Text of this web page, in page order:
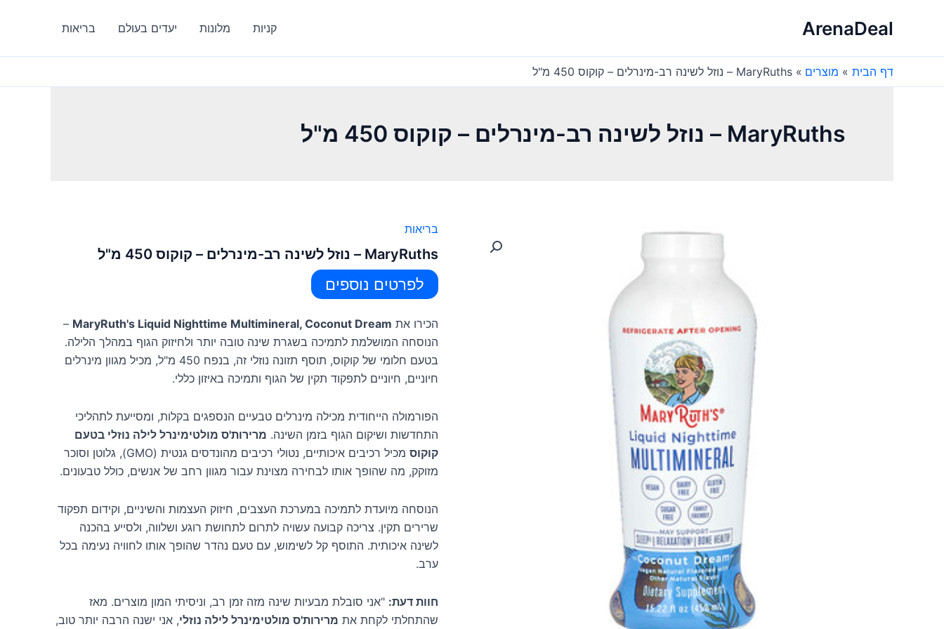
ArenaDeal קניות מלונות יעדים בעולם בריאות
דף הבית מוצרים MaryRuths – נוזל לשינה רב-מינרלים – קוקוס 450 מ"ל
MaryRuths – נוזל לשינה רב-מינרלים – קוקוס 450 מ"ל
בריאות
MaryRuths – נוזל לשינה רב-מינרלים – קוקוס 450 מ"ל
לפרטים נוספים
הכירו את MaryRuth's Liquid Nighttime Multimineral, Coconut Dream
–
הנוסחה המושלמת לתמיכה בשגרת שינה טובה יותר ולחיזוק הגוף במהלך הלילה.
בטעם חלומי של קוקוס, תוסף תזונה נוזלי זה, בנפח 450 מ"ל, מכיל מגוון מינרלים
חיוניים, חיוניים לתפקוד תקין של הגוף ותמיכה באיזון כללי.
הפורמולה הייחודית מכילה מינרלים טבעיים הנספגים בקלות, ומסייעת לתהליכי
התחדשות ושיקום הגוף בזמן השינה. מרירות'ס מולטימינרל לילה נוזלי בטעם
קוקוס
מכיל רכיבים איכותיים, נטולי רכיבים מהונדסים גנטית (GMO), גלוטן וסוכר
מזוקק, מה שהופך אותו לבחירה מצוינת עבור מגוון רחב של אנשים, כולל טבעונים.
הנוסחה מיועדת לתמיכה במערכת העצבים, חיזוק העצמות והשיניים, וקידום תפקוד
שרירים תקין. צריכה קבועה עשויה לתרום לתחושת רוגע ושלווה, ולסייע בהכנה
לשינה איכותית. התוסף קל לשימוש, עם טעם נהדר שהופך אותו לחוויה נעימה בכל
ערב.
חוות דעת: "אני סובלת מבעיות שינה מזה זמן רב, וניסיתי המון מוצרים. מאז
שהתחלתי לקחת את מרירות'ס מולטימינרל לילה נוזלי, אני ישנה הרבה יותר טוב,